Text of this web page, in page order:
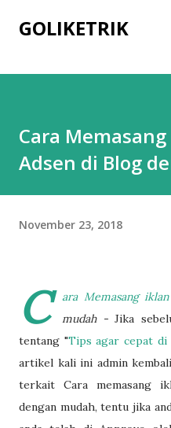
Skip to
GOLIKETRIK
Cara
Adsen di Blog
November 23, 2018
C
ara Memasang
mudah - Jika
tentang "Tips agar cepat di
artikel kali ini admin
terkait Cara memasang
dengan mudah, tentu jika